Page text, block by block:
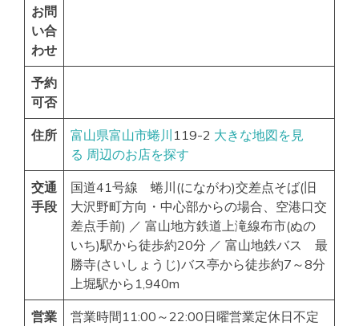
お問
い合
わせ
予約
可否
住所 富山県富山市蜷川 119-2 大きな地図を見
る 周辺のお店を探す
交通
手段
国道41号線 蜷川(にながわ)交差点そば(旧
大沢野町方向・中心部からの場合、空港口交
差点手前) ／ 富山地方鉄道上滝線布市(ぬの
いち)駅から徒歩約20分 ／ 富山地鉄バス 最
勝寺(さいしょうじ)バス亭から徒歩約7～8分
上堀駅から1,940m
営業
営業時間11:00～22:00日曜営業定休日不定